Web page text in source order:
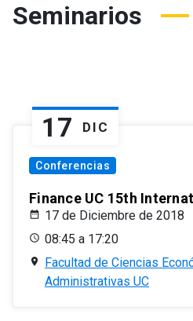
Seminarios
17 DIC
Conferencias
Finance UC 15th
17 de Diciembre de 2018
08:45 a 17:20
Facultad de Ciencias
Administrativas UC